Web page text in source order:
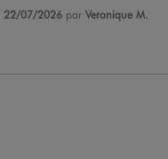
22/07/2026 par Veronique M.